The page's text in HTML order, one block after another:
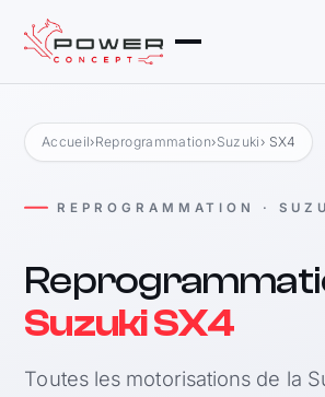
Accueil›Reprogrammation›Suzuki › SX4
REPROGRAMMATION ·
Suzuki SX4
Toutes les motorisations de la